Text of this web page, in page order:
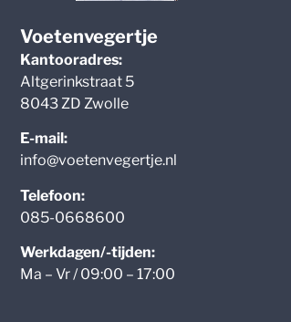
Voetenvegertje
Kantooradres:
Altgerinkstraat 5
8043 ZD Zwolle
E-mail:
info@voetenvegertje.nl
Telefoon:
085-0668600
Werkdagen/-tijden:
Ma – Vr / 09:00 – 17:00